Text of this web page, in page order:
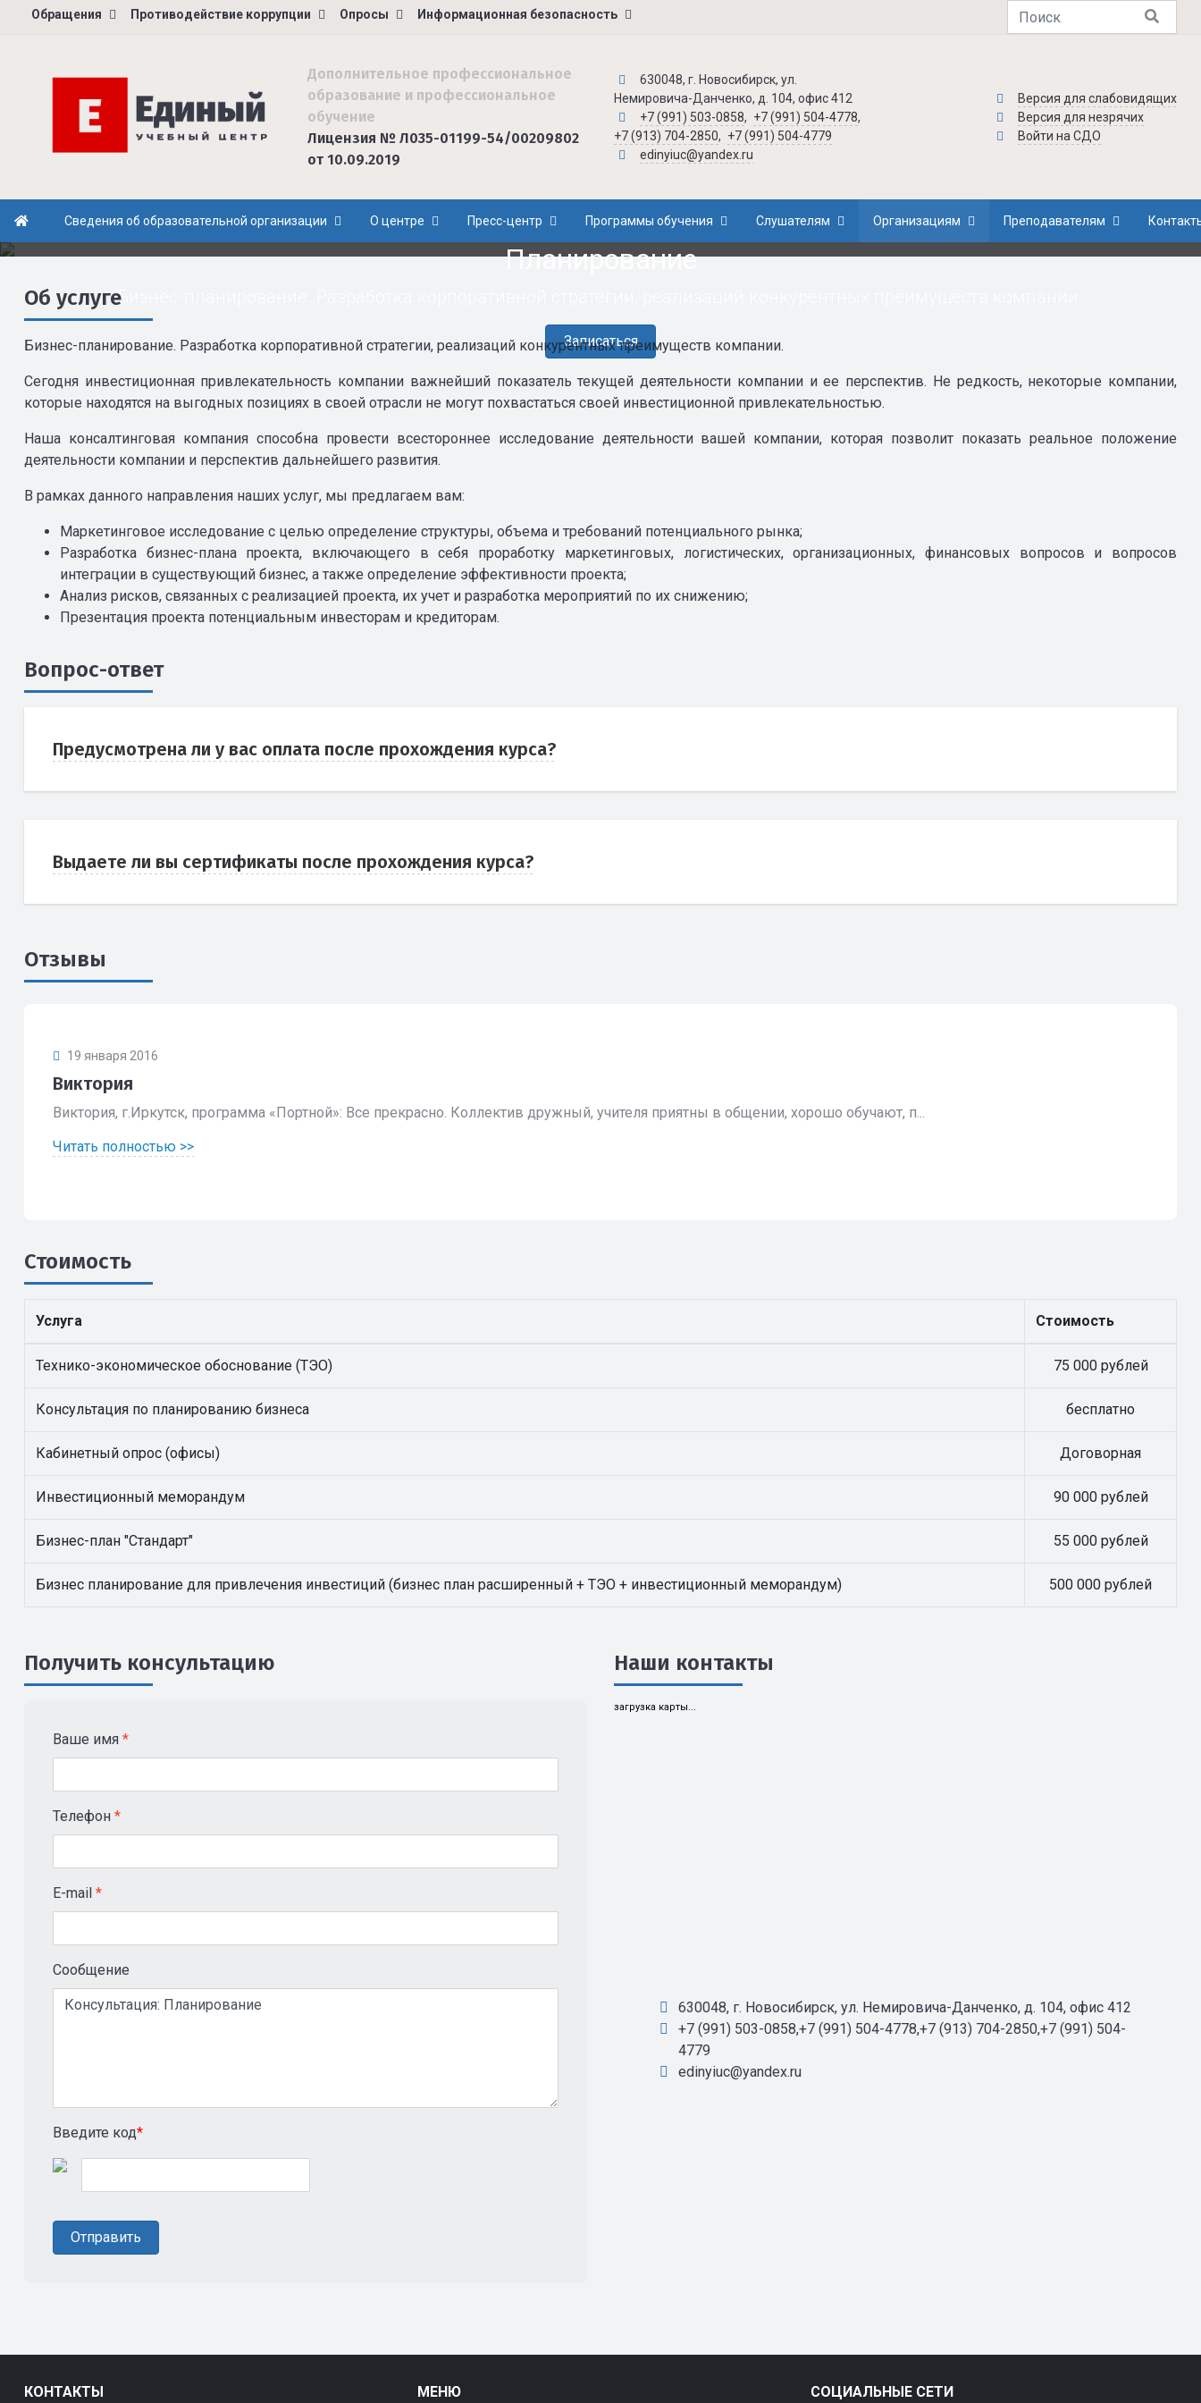
Обращения Противодействие коррупции Опросы Информационная безопасность
Дополнительное профессиональное
образование и профессиональное
обучение
Лицензия № Л035-01199-54/00209802
от 10.09.2019
630048, г. Новосибирск, ул.
Немировича-Данченко, д. 104, офис 412
+7 (991) 503-0858, +7 (991) 504-4778,
+7 (913) 704-2850, +7 (991) 504-4779
edinyiuc@yandex.ru
Версия для слабовидящих
Версия для незрячих
Войти на СДО
Сведения об образовательной организации О центре Пресс-центр Программы обучения Слушателям Организациям Преподавателям
Планирование
Бизнес-планирование. Разработка корпоративной стратегии, реализаций конкурентных преимуществ компании.
Записаться
Об услуге
Бизнес-планирование. Разработка корпоративной стратегии, реализаций конкурентных преимуществ компании.
Сегодня инвестиционная привлекательность компании важнейший показатель текущей деятельности компании и ее перспектив. Не редкость, некоторые компании,
которые находятся на выгодных позициях в своей отрасли не могут похвастаться своей инвестиционной привлекательностью.
Наша консалтинговая компания способна провести всестороннее исследование деятельности вашей компании, которая позволит показать реальное положение
деятельности компании и перспектив дальнейшего развития.
В рамках данного направления наших услуг, мы предлагаем вам:
Маркетинговое исследование с целью определение структуры, объема и требований потенциального рынка;
Разработка бизнес-плана проекта, включающего в себя проработку маркетинговых, логистических, организационных, финансовых вопросов и вопросов
интеграции в существующий бизнес, а также определение эффективности проекта;
Анализ рисков, связанных с реализацией проекта, их учет и разработка мероприятий по их снижению;
Презентация проекта потенциальным инвесторам и кредиторам.
Вопрос-ответ
Предусмотрена ли у вас оплата после прохождения курса?
Выдаете ли вы сертификаты после прохождения курса?
Отзывы
19 января 2016
Виктория
Виктория, г.Иркутск, программа «Портной»: Все прекрасно. Коллектив дружный, учителя приятны в общении, хорошо обучают, п...
Читать полностью >>
Стоимость
Услуга Стоимость
Технико-экономическое обоснование (ТЭО) 75 000 рублей
Консультация по планированию бизнеса бесплатно
Кабинетный опрос (офисы) Договорная
Инвестиционный меморандум 90 000 рублей
Бизнес-план "Стандарт" 55 000 рублей
Бизнес планирование для привлечения инвестиций (бизнес план расширенный + ТЭО + инвестиционный меморандум) 500 000 рублей
Получить консультацию
Ваше имя *
Телефон *
E-mail *
Сообщение
Введите код*
Наши контакты
загрузка карты...
630048, г. Новосибирск, ул. Немировича-Данченко, д. 104, офис 412
+7 (991) 503-0858,+7 (991) 504-4778,+7 (913) 704-2850,+7 (991) 504-
4779
edinyiuc@yandex.ru
КОНТАКТЫ МЕНЮ СОЦИАЛЬНЫЕ СЕТИ